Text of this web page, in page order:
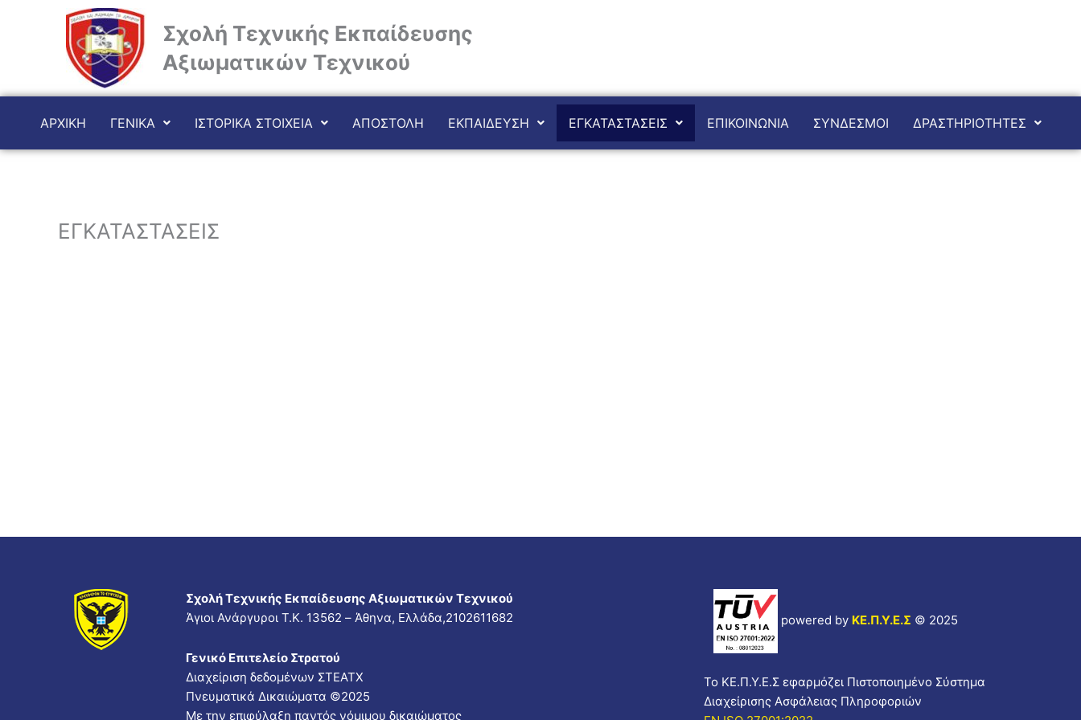
περιεχόμενο
Σχολή Τεχνικής Εκπαίδευσης
Αξιωματικών Τεχνικού
ΑΡΧΙΚΗ ΓΕΝΙΚΑ ΙΣΤΟΡΙΚΑ ΣΤΟΙΧΕΙΑ ΑΠΟΣΤΟΛΗ ΕΚΠΑΙΔΕΥΣΗ ΕΓΚΑΤΑΣΤΑΣΕΙΣ ΕΠΙΚΟΙΝΩΝΙΑ ΣΥΝΔΕΣΜΟΙ ΔΡΑΣΤΗΡΙΟΤΗΤΕΣ
ΕΓΚΑΤΑΣΤΑΣΕΙΣ
Σχολή Τεχνικής Εκπαίδευσης Αξιωματικών Τεχνικού
Άγιοι Ανάργυροι Τ.Κ. 13562 – Άθηνα, Ελλάδα,2102611682
Γενικό Επιτελείο Στρατού
Διαχείριση δεδομένων ΣΤΕΑΤΧ
Πνευματικά Δικαιώματα ©2025
Με την επιφύλαξη παντός νόμιμου δικαιώματος
powered by ΚΕ.Π.Υ.Ε.Σ © 2025
Το ΚΕ.Π.Υ.Ε.Σ εφαρμόζει Πιστοποιημένο Σύστημα
Διαχείρισης Ασφάλειας Πληροφοριών